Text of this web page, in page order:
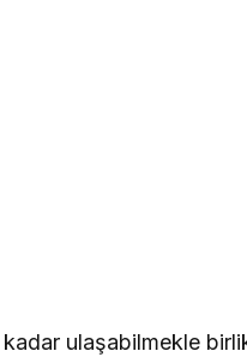
kadar ulaşabilmekle